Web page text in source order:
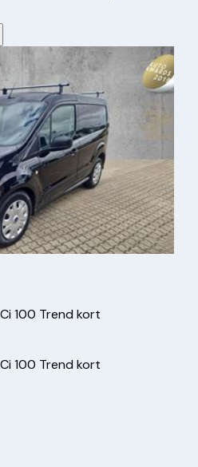
100 Trend kort
100 Trend kort